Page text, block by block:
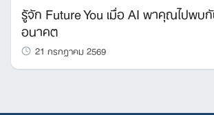
รู้จัก Future You เมื่อ AI พาคุณไปพบกั
อนาคต
21 กรกฎาคม 2569